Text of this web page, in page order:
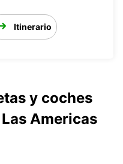
Itinerario
y coches
Americas